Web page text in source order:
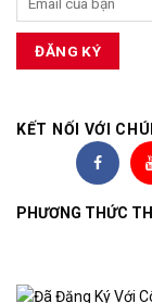
KẾT NỐI VỚI
PHƯƠNG THỨC